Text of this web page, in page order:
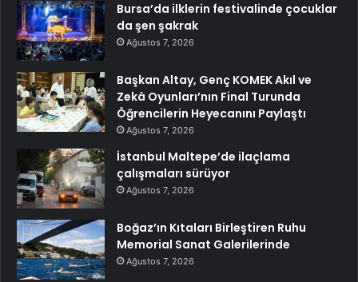
Bursa’da ilklerin festivalinde çocuklar
da şen şakrak
Ağustos 7, 2026
Başkan Altay, Genç KOMEK Akıl ve
Zekâ Oyunları’nın Final Turunda
Öğrencilerin Heyecanını Paylaştı
Ağustos 7, 2026
İstanbul Maltepe’de ilaçlama
çalışmaları sürüyor
Ağustos 7, 2026
Boğaz’ın Kıtaları Birleştiren Ruhu
Memorial Sanat Galerilerinde
Ağustos 7, 2026